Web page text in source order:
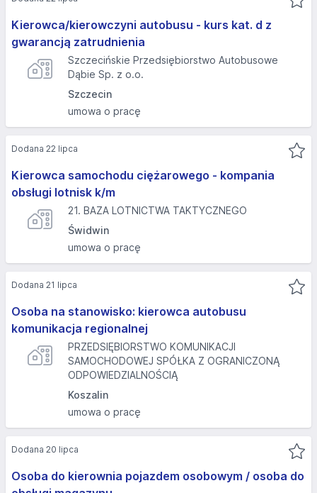
Kierowca/kierowczyni autobusu - kurs kat. d z
gwarancją zatrudnienia
Szczecińskie Przedsiębiorstwo Autobusowe
Dąbie Sp. z o.o.
Szczecin
umowa o pracę
Kierowca samochodu ciężarowego - kompania
obsługi lotnisk k/m
21. BAZA LOTNICTWA TAKTYCZNEGO
Świdwin
umowa o pracę
Dodana 22 lipca
Osoba na stanowisko: kierowca autobusu
komunikacja regionalnej
PRZEDSIĘBIORSTWO KOMUNIKACJI
SAMOCHODOWEJ SPÓŁKA Z OGRANICZONĄ
ODPOWIEDZIALNOŚCIĄ
Koszalin
umowa o pracę
Dodana 21 lipca
Osoba do kierownia pojazdem osobowym / osoba do
Dodana 20 lipca